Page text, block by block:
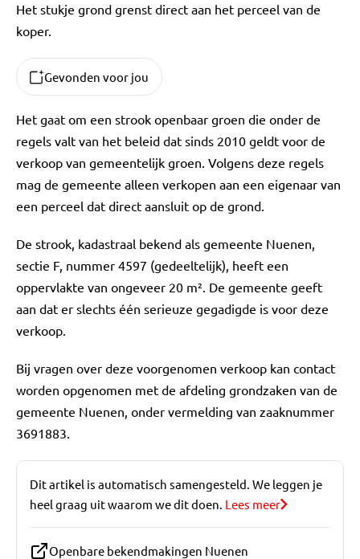
Het stukje grond grenst direct aan het perceel van de
koper.
Gevonden voor jou
Het gaat om een strook openbaar groen die onder de
regels valt van het beleid dat sinds 2010 geldt voor de
verkoop van gemeentelijk groen. Volgens deze regels
mag de gemeente alleen verkopen aan een eigenaar van
een perceel dat direct aansluit op de grond.
De strook, kadastraal bekend als gemeente Nuenen,
sectie F, nummer 4597 (gedeeltelijk), heeft een
oppervlakte van ongeveer 20 m². De gemeente geeft
aan dat er slechts één serieuze gegadigde is voor deze
verkoop.
Bij vragen over deze voorgenomen verkoop kan contact
worden opgenomen met de afdeling grondzaken van de
gemeente Nuenen, onder vermelding van zaaknummer
3691883.
Dit artikel is automatisch samengesteld. We leggen je
heel graag uit waarom we dit doen. Lees meer
Openbare bekendmakingen Nuenen